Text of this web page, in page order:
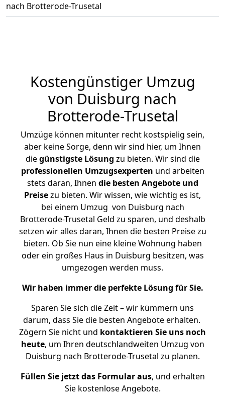
nach Brotterode-Trusetal
Kostengünstiger Umzug
von Duisburg nach
Brotterode-Trusetal
Umzüge können mitunter recht kostspielig sein,
aber keine Sorge, denn wir sind hier, um Ihnen
diegünstigste Lösung zu bieten. Wir sind die
professionellen Umzugsexperten und arbeiten
stets daran, Ihnen die besten Angebote und
Preisezu bieten. Wir wissen, wie wichtig es ist,
bei einem Umzug von Duisburg nach
Brotterode-Trusetal Geld zu sparen, und deshalb
setzen wir alles daran, Ihnen die besten Preise zu
bieten. Ob Sie nun eine kleine Wohnung haben
oder ein großes Haus in Duisburg besitzen, was
umgezogen werden muss.
Wir haben immer die perfekte Lösung für Sie.
Sparen Sie sich die Zeit – wir kümmern uns
darum, dass Sie die besten Angebote erhalten.
Zögern Sie nicht und kontaktieren Sie uns noch
heute, um Ihren deutschlandweiten Umzug von
Duisburg nach Brotterode-Trusetal zu planen.
Füllen Sie jetzt das Formular aus, und erhalten
Sie kostenlose Angebote.